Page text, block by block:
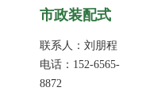
市政装配式
联系人：刘朋程
电话：152-6565-
8872